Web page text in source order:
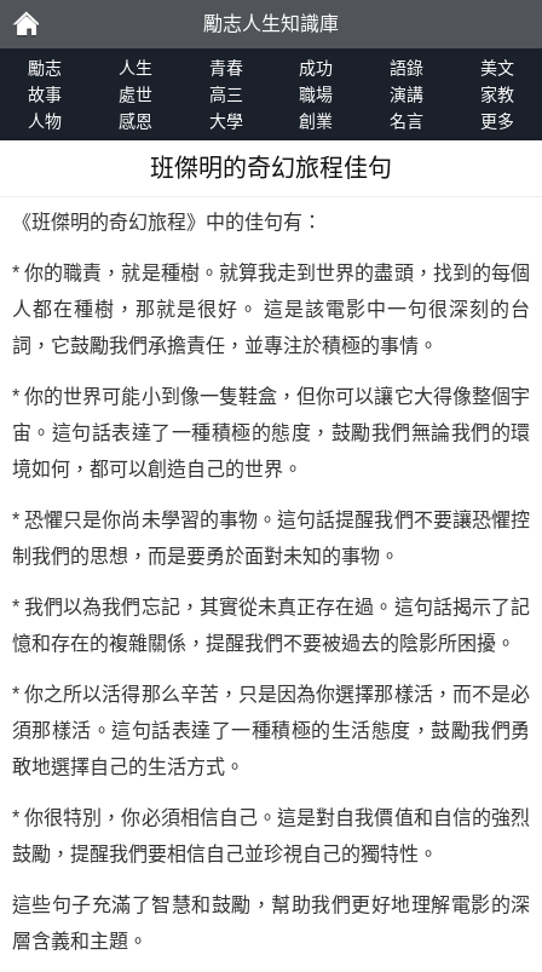
勵
志
勵志人生知識庫
勵志 人生 青春 成功 語錄
美文
故事
處世 高三 職場 演講
家教
人物
感恩 大學 創業 名言 更多
班傑明的奇幻旅程佳句
《班傑明的奇幻旅程》中的佳句有：
* 你的職責，就是種樹。就算我走到世界的盡頭，找到的每個
人都在種樹，那就是很好。 這是該電影中一句很深刻的台
詞，它鼓勵我們承擔責任，並專注於積極的事情。
* 你的世界可能小到像一隻鞋盒，但你可以讓它大得像整個宇
宙。這句話表達了一種積極的態度，鼓勵我們無論我們的環
境如何，都可以創造自己的世界。
* 恐懼只是你尚未學習的事物。這句話提醒我們不要讓恐懼控
制我們的思想，而是要勇於面對未知的事物。
* 我們以為我們忘記，其實從未真正存在過。這句話揭示了記
憶和存在的複雜關係，提醒我們不要被過去的陰影所困擾。
* 你之所以活得那么辛苦，只是因為你選擇那樣活，而不是必
須那樣活。這句話表達了一種積極的生活態度，鼓勵我們勇
敢地選擇自己的生活方式。
* 你很特別，你必須相信自己。這是對自我價值和自信的強烈
鼓勵，提醒我們要相信自己並珍視自己的獨特性。
這些句子充滿了智慧和鼓勵，幫助我們更好地理解電影的深
層含義和主題。